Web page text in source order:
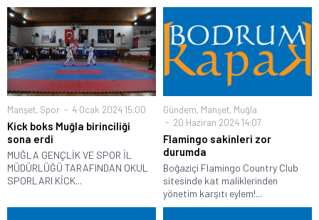
Manşet, Spor 4 Ocak 2024 15:00
Kick boks Muğla birinciliği
sona erdi
MUĞLA GENÇLİK VE SPOR İL
MÜDÜRLÜĞÜ TARAFINDAN OKUL
SPORLARI KİCK...
Gündem, Manşet, Muğla
20 Haziran 2024 14:07
Flamingo sakinleri zor
durumda
Boğaziçi Flamingo Country Club
sitesinde kat maliklerinden
yönetim karşıtı eylem!...